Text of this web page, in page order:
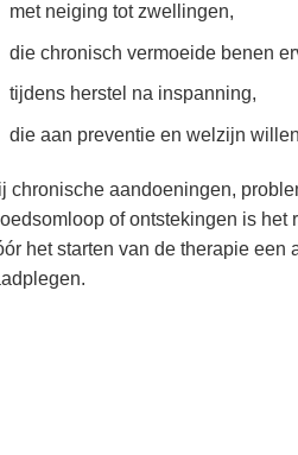
met neiging tot zwellingen,
die chronisch vermoeide benen
tijdens herstel na inspanning,
die aan preventie en welzijn
chronische aandoeningen,
of ontstekingen is het
het starten van de therapie een